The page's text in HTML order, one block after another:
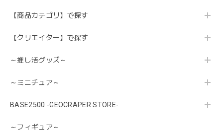
【商品カテゴリ】で探す
【クリエイター】で探す
～推し活グッズ～
～ミニチュア～
BASE2500 -GEOCRAPER STORE-
～フィギュア～